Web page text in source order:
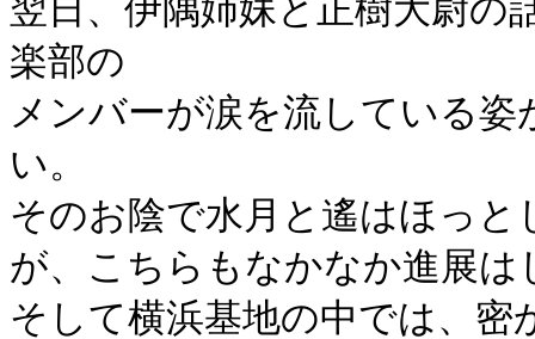
翌日、伊隅姉妹と正樹大尉の
楽部の
メンバーが涙を流している
い。
そのお陰で水月と遙はほっ
が、こちらもなかなか進展は
そして横浜基地の中では、